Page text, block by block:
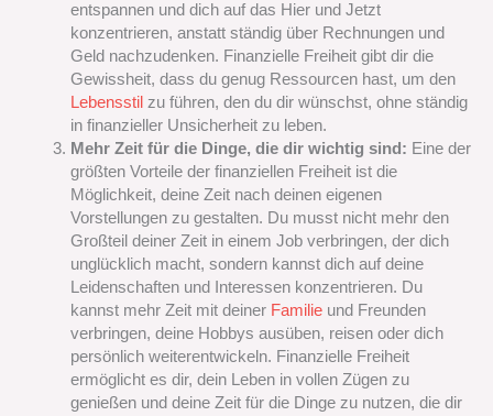
entspannen und dich auf das Hier und Jetzt
konzentrieren, anstatt ständig über Rechnungen und
Geld nachzudenken. Finanzielle Freiheit gibt dir die
Gewissheit, dass du genug Ressourcen hast, um den
Lebensstil zu führen, den du dir wünschst, ohne ständig
in finanzieller Unsicherheit zu leben.
Mehr Zeit für die Dinge, die dir wichtig sind: Eine der
größten Vorteile der finanziellen Freiheit ist die
Möglichkeit, deine Zeit nach deinen eigenen
Vorstellungen zu gestalten. Du musst nicht mehr den
Großteil deiner Zeit in einem Job verbringen, der dich
unglücklich macht, sondern kannst dich auf deine
Leidenschaften und Interessen konzentrieren. Du
kannst mehr Zeit mit deiner Familieund Freunden
verbringen, deine Hobbys ausüben, reisen oder dich
persönlich weiterentwickeln. Finanzielle Freiheit
ermöglicht es dir, dein Leben in vollen Zügen zu
genießen und deine Zeit für die Dinge zu nutzen, die dir